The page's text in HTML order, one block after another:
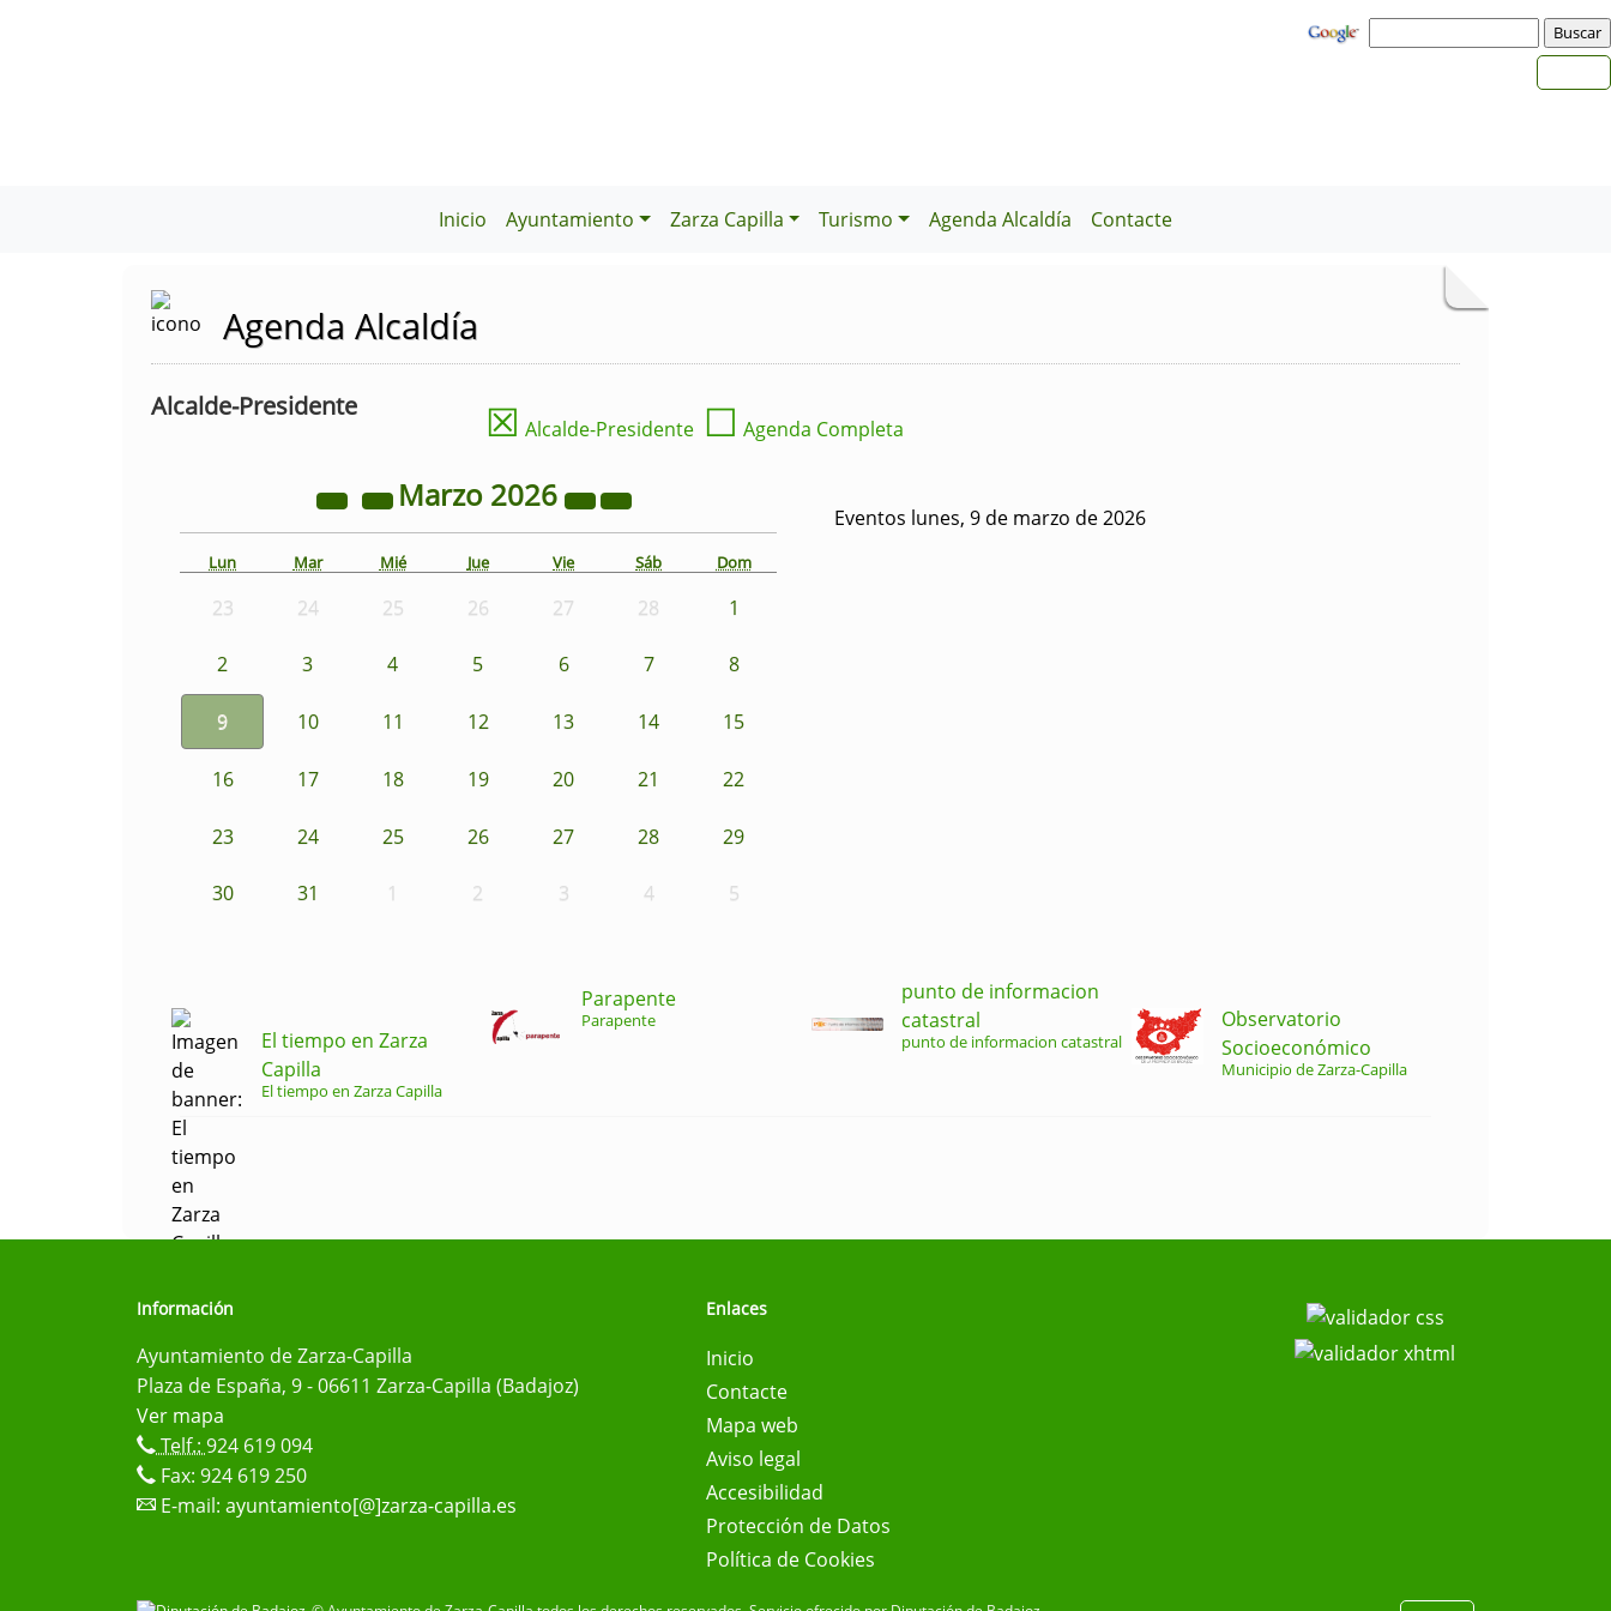
Inicio Ayuntamiento Zarza Capilla Turismo Agenda Alcaldía Contacte
Agenda Alcaldía
Alcalde-Presidente ☒ Alcalde-Presidente ☐ Agenda Completa
Marzo 2026
Lun Mar Mié Jue Vie Sáb Dom
23 24 25 26 27 28 1
2 3 4 5 6 7 8
9 10 11 12 13 14 15
16 17 18 19 20 21 22
23 24 25 26 27 28 29
30 31 1 2 3 4 5
Eventos lunes, 9 de marzo de 2026
El tiempo en Zarza
Capilla
El tiempo en Zarza Capilla
Parapente
Parapente
punto de informacion
catastral
punto de informacion catastral
Observatorio
Socioeconómico
Municipio de Zarza-Capilla
Información
Ayuntamiento de Zarza-Capilla
Plaza de España, 9 - 06611 Zarza-Capilla (Badajoz)
Ver mapa
Telf.: 924 619 094
Fax: 924 619 250
E-mail: ayuntamiento[@]zarza-capilla.es
Enlaces
Inicio
Contacte
Mapa web
Aviso legal
Accesibilidad
Protección de Datos
Política de Cookies